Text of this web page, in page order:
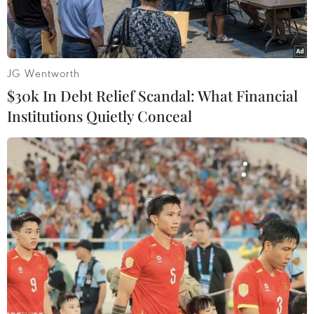
Nhiều ngân hàng miễn phí chuyển tiền online cho các giao dịch
nhỏ. (Ảnh: CTV/Vietnam+)
Từ ngày 25/2, khách hàng của 17/45 ngân hàng
thương mại sẽ được hưởng chính sách miễn phí
dịch vụ với mức thu bằng 0 đồng hoặc giảm phí
JG Wentworth
$30k In Debt Relief Scandal: What Financial
Institutions Quietly Conceal